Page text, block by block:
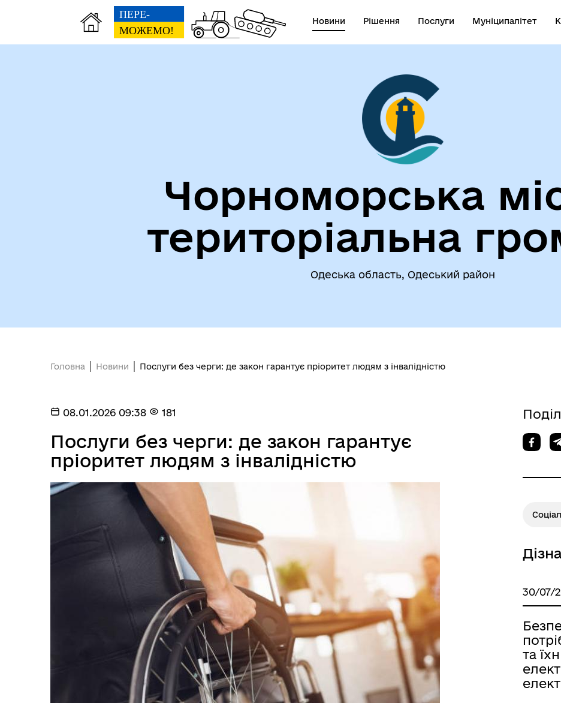
Новини Рішення Послуги Муніципалітет
Місцеві податки та збори
Герої не вмирають!
Чорноморська
територіальна
Одеська область, Одеський район
Головна Новини Послуги без черги: де закон гарантує пріоритет людям з інвалідністю
08.01.2026 09:38 181
Послуги без черги: де закон гарантує
пріоритет людям з інвалідністю
30/07/
та